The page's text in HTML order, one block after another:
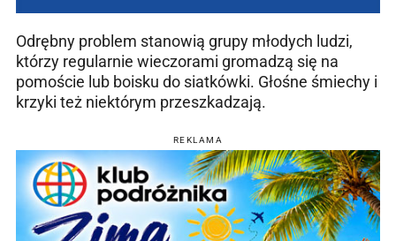
Odrębny problem stanowią grupy młodych ludzi,
którzy regularnie wieczorami gromadzą się na
pomoście lub boisku do siatkówki. Głośne śmiechy i
krzyki też niektórym przeszkadzają.
REKLAMA